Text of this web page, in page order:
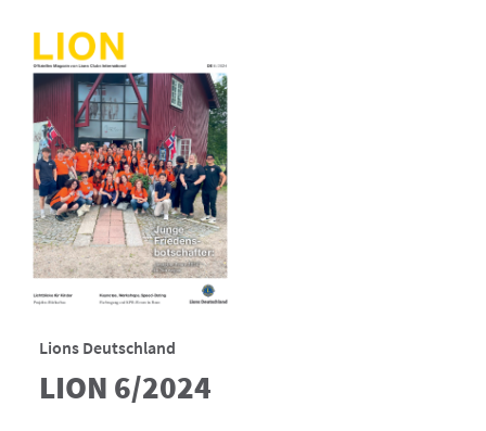
Lions Deutschland
LION 6/2024